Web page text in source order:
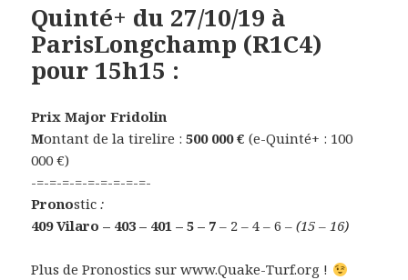
Quinté+ du 27/10/19 à
ParisLongchamp (R1C4)
pour 15h15 :
Prix Major Fridolin
Montant de la tirelire :500 000 € (e-Quinté+ : 100
000 €)
-=-=-=-=-=-=-=-=-=-
Pronostic:
409 Vilaro – 403 – 401 – 5 – 7 – 2 – 4 – 6 – (15 – 16)
Plus de Pronostics sur www.Quake-Turf.org !